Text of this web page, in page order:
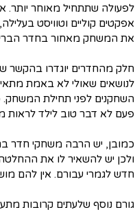
לפעולה שתתחיל מאוחר יותר.
אפקטים קוליים וטוויסט
את המשחק מאחור בחדר
חלק מהחדרים יוגדרו בהקשר של
לנושאים שאולי לא באמת
השחקנים לפני תחילת
פעם לא דבר טוב לילד לראות
כמובן, יש הרבה משחקי חדר
ולכן יש להשאיר לו את
חדש לגמרי עבורם. אין להם